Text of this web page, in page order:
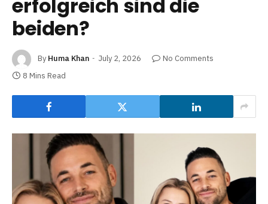
erfolgreich sind die
beiden?
By Huma Khan July 2, 2026
No Comments
8 Mins Read